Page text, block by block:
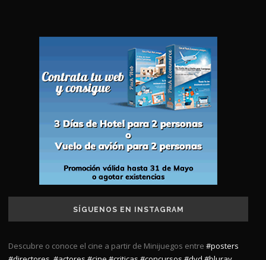
SÍGUENOS EN INSTAGRAM
Descubre o conoce el cine a partir de Minijuegos entre #posters